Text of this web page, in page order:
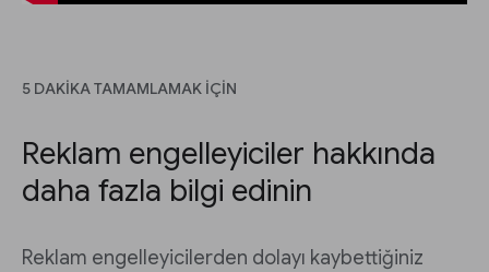
5 DAKIKA TAMAMLAMAK IÇIN
Reklam engelleyiciler hakkında
daha fazla bilgi edinin
Reklam engelleyicilerden dolayı kaybettiğiniz